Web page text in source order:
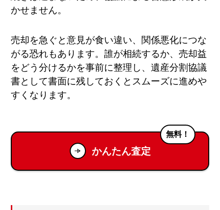
かせません。
売却を急ぐと意見が食い違い、関係悪化につな
がる恐れもあります。誰が相続するか、売却益
をどう分けるかを事前に整理し、遺産分割協議
書として書面に残しておくとスムーズに進めや
すくなります。
かんたん査定
無料！